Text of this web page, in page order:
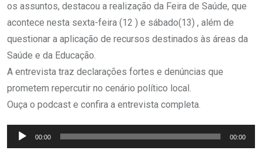
os assuntos, destacou a realização da Feira de Saúde, que
acontece nesta sexta-feira (12 ) e sábado(13) , além de
questionar a aplicação de recursos destinados às áreas da
Saúde e da Educação.
A entrevista traz declarações fortes e denúncias que
prometem repercutir no cenário político local.
Ouça o podcast e confira a entrevista completa.
Tocador
de
00:00 00:00